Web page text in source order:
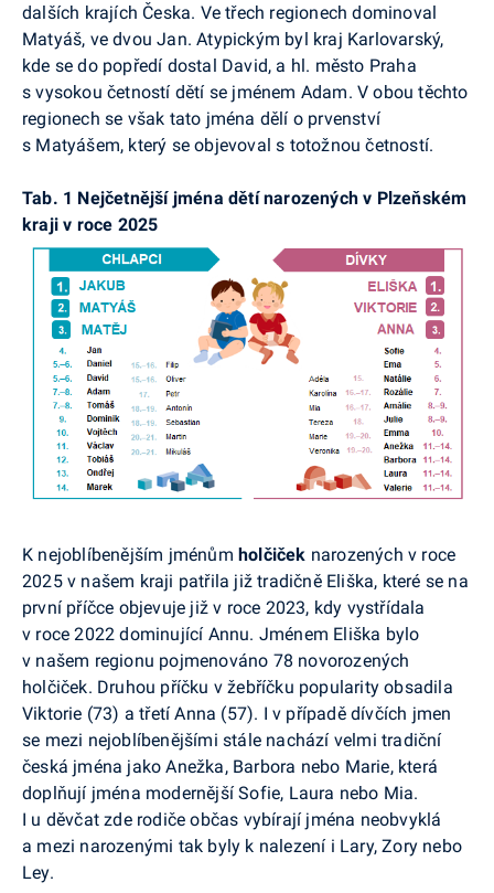
dalších krajích Česka. Ve třech regionech dominoval
Matyáš, ve dvou Jan. Atypickým byl kraj Karlovarský,
kde se do popředí dostal David, a hl. město Praha
s vysokou četností dětí se jménem Adam. V obou těchto
regionech se však tato jména dělí o prvenství
s Matyášem, který se objevoval s totožnou četností.
Tab. 1 Nejčetnější jména dětí narozených v Plzeňském
kraji v roce 2025
K nejoblíbenějším jménům holčiček narozených v roce
2025 v našem kraji patřila již tradičně Eliška, které se na
první příčce objevuje již v roce 2023, kdy vystřídala
v roce 2022 dominující Annu. Jménem Eliška bylo
v našem regionu pojmenováno 78 novorozených
holčiček. Druhou příčku v žebříčku popularity obsadila
Viktorie (73) a třetí Anna (57). I v případě dívčích jmen
se mezi nejoblíbenějšími stále nachází velmi tradiční
česká jména jako Anežka, Barbora nebo Marie, která
doplňují jména modernější Sofie, Laura nebo Mia.
I u děvčat zde rodiče občas vybírají jména neobvyklá
a mezi narozenými tak byly k nalezení i Lary, Zory nebo
Ley.